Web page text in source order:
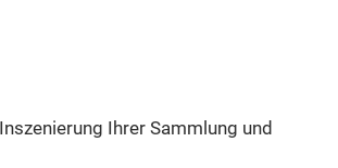
Ihrer Sammlung und